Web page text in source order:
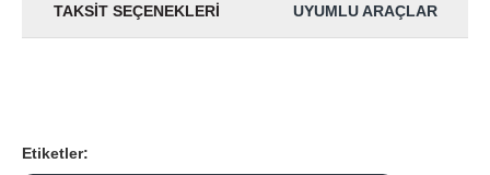
TAKSIT SEÇENEKLERI UYUMLU ARAÇLAR
Etiketler: